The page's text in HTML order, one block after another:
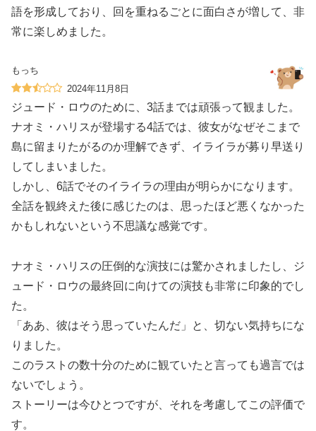
語を形成しており、回を重ねるごとに面白さが増して、非
常に楽しめました。
もっち
2024年11月8日
ジュード・ロウのために、3話までは頑張って観ました。
ナオミ・ハリスが登場する4話では、彼女がなぜそこまで
島に留まりたがるのか理解できず、イライラが募り早送り
してしまいました。
しかし、6話でそのイライラの理由が明らかになります。
全話を観終えた後に感じたのは、思ったほど悪くなかった
かもしれないという不思議な感覚です。
ナオミ・ハリスの圧倒的な演技には驚かされましたし、ジ
ュード・ロウの最終回に向けての演技も非常に印象的でし
た。
「ああ、彼はそう思っていたんだ」と、切ない気持ちにな
りました。
このラストの数十分のために観ていたと言っても過言では
ないでしょう。
ストーリーは今ひとつですが、それを考慮してこの評価で
す。